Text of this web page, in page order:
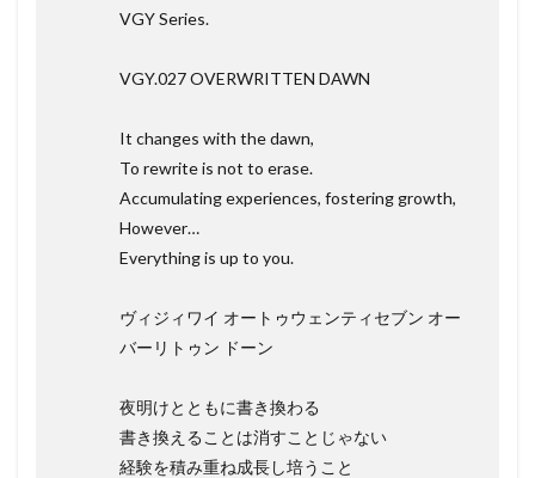
VGY Series.
VGY.027 OVERWRITTEN DAWN
It changes with the dawn,
To rewrite is not to erase.
Accumulating experiences, fostering growth,
However…
Everything is up to you.
ヴィジィワイ オートゥウェンティセブン オー
バーリトゥン ドーン
夜明けとともに書き換わる
書き換えることは消すことじゃない
経験を積み重ね成長し培うこと